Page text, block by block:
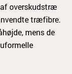
overskudstræ
træfibre.
mens de